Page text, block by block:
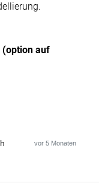
(option auf
vor 5 Monaten